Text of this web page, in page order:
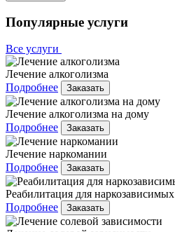
Популярные услуги
Все услуги
Лечение алкоголизма
Подробнее
Заказать
Лечение алкоголизма на дому
Подробнее
Заказать
Лечение наркомании
Подробнее
Заказать
Реабилитация для наркозависимых
Подробнее
Заказать